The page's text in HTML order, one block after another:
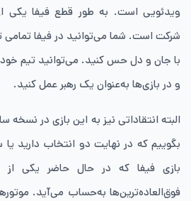
ویدئویی است. به ‌طور قطع فیفا یکی
شرکت است. شما می‌توانید در فیفا تمامی
با جان‌ و دل حس کنید. می‌توانید تیم
و در بازی‌ها به‌عنوان یک رهبر عمل کنید.
البته انتقاداتی نیز به این بازی در نسخه
بازی فیفا که در حال حاضر یکی از
فوق‌العاده‌ترین‌ها به‌حساب می‌آید.